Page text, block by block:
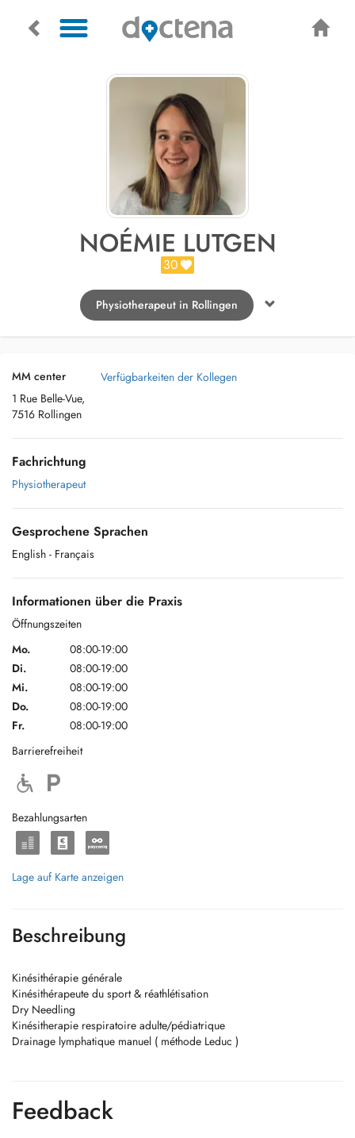
NOÉMIE LUTGEN
30
Physiotherapeut in Rollingen
MM center
1 Rue Belle-Vue,
7516 Rollingen
Verfügbarkeiten der Kollegen
Fachrichtung
Physiotherapeut
Gesprochene Sprachen
English - Français
Informationen über die Praxis
Öffnungszeiten
Mo.
08:00-19:00
Di.
08:00-19:00
Mi.
08:00-19:00
Do.
08:00-19:00
Fr.
08:00-19:00
Barrierefreiheit
Bezahlungsarten
Lage auf Karte anzeigen
Beschreibung
Kinésithérapie générale
Kinésithérapeute du sport & réathlétisation
Dry Needling
Kinésitherapie respiratoire adulte/pédiatrique
Drainage lymphatique manuel ( méthode Leduc )
Feedback